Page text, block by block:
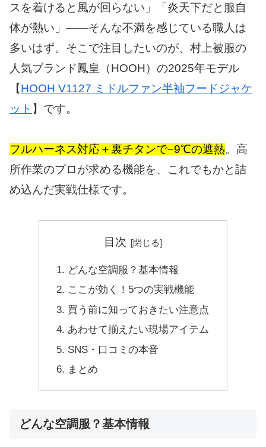
スを着けると風が回らない」「炎天下だと服自
体が熱い」——そんな不満を感じている職人は
多いはず。そこで注目したいのが、村上被服の
人気ブランド鳳皇（HOOH）の2025年モデル
【HOOH V1127 ミドルファン半袖フードジャケ
ット 】です。
フルハーネス対応＋裏チタンで−9℃の遮熱。高
所作業のプロが求める機能を、これでもかと詰
め込んだ実戦仕様です。
目次
どんな空調服？基本情報
ここが効く！5つの実戦機能
買う前に知っておきたい注意点
あわせて揃えたい現場アイテム
SNS・口コミの本音
まとめ
どんな空調服？基本情報